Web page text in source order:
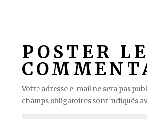
POSTER LE
Votre adresse e-mail ne sera pas
champs obligatoires sont indiqués